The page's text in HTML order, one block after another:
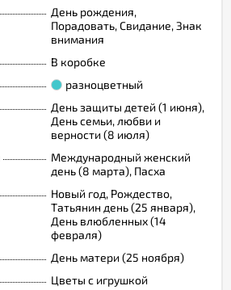
День рождения,
Порадовать, Свидание, Знак
внимания
В коробке
разноцветный
День защиты детей (1 июня),
День семьи, любви и
верности (8 июля)
Международный женский
день (8 марта), Пасха
Новый год, Рождество,
Татьянин день (25 января),
День влюбленных (14
февраля)
День матери (25 ноября)
Цветы с игрушкой